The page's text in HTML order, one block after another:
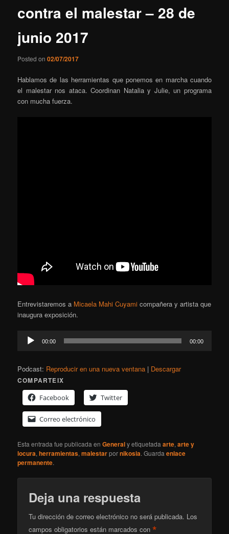
contra el malestar – 28 de
junio 2017
Posted on02/07/2017
Hablamos de las herramientas que ponemos en marcha cuando
el malestar nos ataca. Coordinan Natalia y Julie, un programa
con mucha fuerza.
Entrevistaremos a Micaela Mahi Cuyami compañera y artista que
inaugura exposición.
Reproductor
00:00 00:00
Podcast: Reproducir en una nueva ventana | Descargar
COMPARTEIX
Facebook
Twitter
Correo electrónico
Esta entrada fue publicada enGeneraly etiquetadaarte,arte y
locura,herramientas,malestarpornikosia. Guardaenlace
permanente.
Deja una respuesta
Tu dirección de correo electrónico no será publicada. Los
campos obligatorios están marcados con*